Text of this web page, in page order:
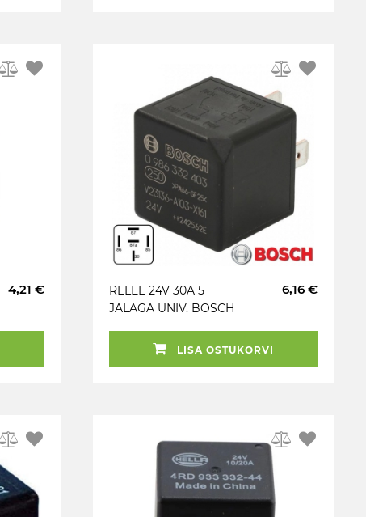
4,21 €
RELEE 24V 30A 5
JALAGA UNIV. BOSCH
6,16 €
LISA OSTUKORVI